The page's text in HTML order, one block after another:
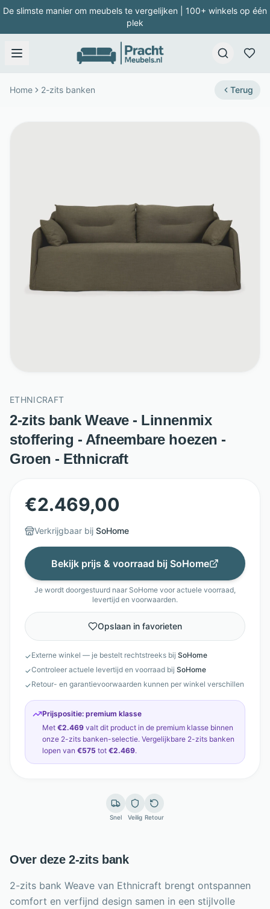
De slimste manier om meubels te vergelijken | 100+ winkels op één
plek
Home 2-zits banken Terug
ETHNICRAFT
2-zits bank Weave - Linnenmix
stoffering - Afneembare hoezen -
Groen - Ethnicraft
€2.469,00
Verkrijgbaar bij SoHome
Bekijk prijs & voorraad bij SoHome
Je wordt doorgestuurd naar SoHome voor actuele voorraad,
levertijd en voorwaarden.
Opslaan in favorieten
✓Externe winkel — je bestelt rechtstreeks bij SoHome
✓Controleer actuele levertijd en voorraad bij SoHome
✓Retour- en garantievoorwaarden kunnen per winkel verschillen
Prijspositie: premium klasse
Met €2.469 valt dit product in de premium klasse binnen
onze 2-zits banken-selectie. Vergelijkbare 2-zits banken
lopen van €575 tot €2.469.
Snel Veilig Retour
Over deze 2-zits bank
2-zits bank Weave van Ethnicraft brengt ontspannen
comfort en verfijnd design samen in een stijlvolle